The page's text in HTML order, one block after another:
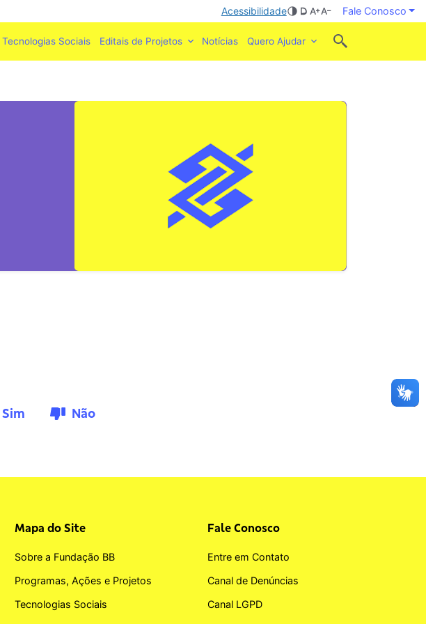
Acessibilidade Fale Conosco
Tecnologias Sociais Editais de Projetos Notícias Quero Ajudar
Sim Não
Mapa do Site
Sobre a Fundação BB
Programas, Ações e Projetos
Tecnologias Sociais
Fale Conosco
Entre em Contato
Canal de Denúncias
Canal LGPD